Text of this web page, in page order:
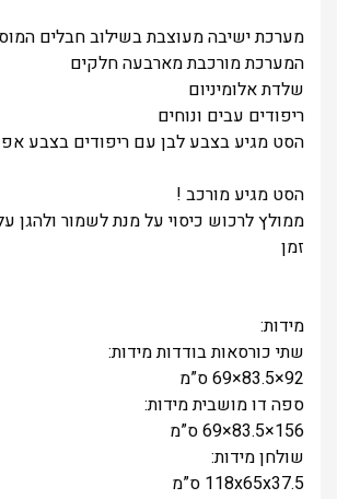
מערכת ישיבה מעוצבת בשילוב חבלים
המערכת מורכבת מארבעה חלקים
שלדת אלומיניום
ריפודים עבים ונוחים
הסט מגיע בצבע לבן עם ריפודים בצבע
הסט מגיע מורכב !
ממולץ לרכוש כיסוי על מנת לשמור ולהגן
זמן
מידות:
שתי כורסאות בודדות מידות:
92×83.5×69 ס”מ
ספה דו מושבית מידות:
156×83.5×69 ס”מ
שולחן מידות:
118x65x37.5 ס”מ